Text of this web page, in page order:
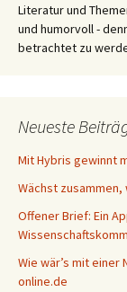
Literatur und
und humorvoll -
betrachtet zu
Neueste
Mit Hybris gewinnt
Wächst
Offener Brief: Ein
Wie wär’s mit einer
online.de